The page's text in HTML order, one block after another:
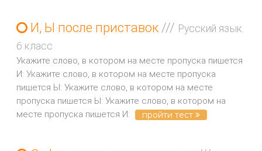
И, Ы после приставок /// Русский язык.
6 класс
Укажите слово, в котором на месте пропуска пишется
И: Укажите слово, в котором на месте пропуска
пишется Ы: Укажите слово, в котором на месте
пропуска пишется Ы: Укажите слово, в котором на
месте пропуска пишется И:
пройти тест